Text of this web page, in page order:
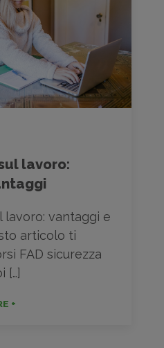
lavoro:
lavoro: vantaggi e
articolo ti
FAD sicurezza
[…]
+